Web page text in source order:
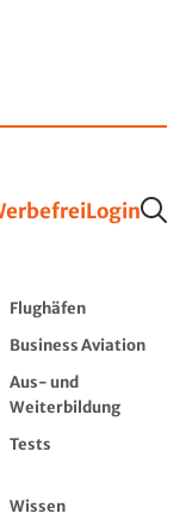
Login
Flughäfen
Business Aviation
Aus- und
Weiterbildung
Tests
Wissen